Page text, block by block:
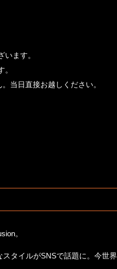
ます。
当日直接お越しください。
。
タイルがSNSで話題に。今世界